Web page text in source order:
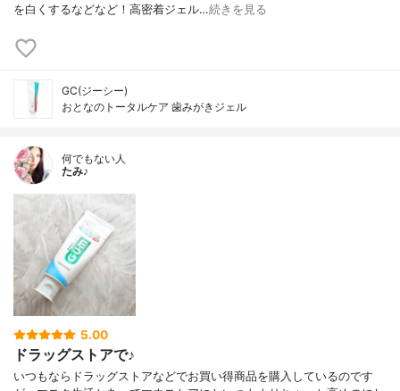
を白くするなどなど！高密着ジェル…続きを見る
GC(ジーシー)
おとなのトータルケア 歯みがきジェル
何でもない人
たみ♪
5.00
ドラッグストアで♪
いつもならドラッグストアなどでお買い得商品を購入しているのです